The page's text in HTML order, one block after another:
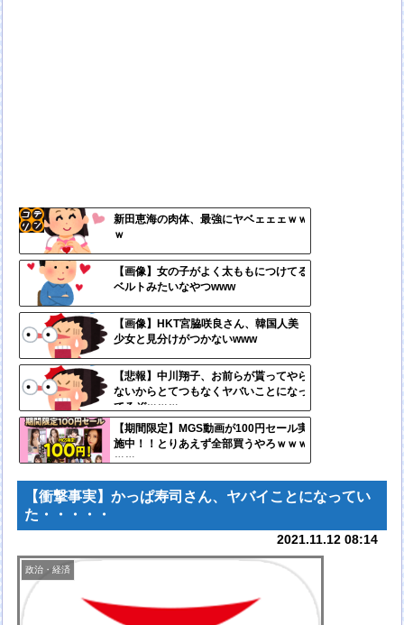
新田恵海の肉体、最強にヤベェェェｗｗ
ｗ
【画像】女の子がよく太ももにつけてる
ベルトみたいなやつwww
【画像】HKT宮脇咲良さん、韓国人美
少女と見分けがつかないwww
【悲報】中川翔子、お前らが貰ってやら
ないからとてつもなくヤバいことになっ
てるぞｗｗｗ
【期間限定】MGS動画が100円セール実
施中！！とりあえず全部買うやろｗｗｗ
ｗｗ
リン
ンク
更新
ツー
ル
【衝撃事実】かっぱ寿司さん、ヤバイことになってい
た・・・・・
2021.11.12 08:14
政治・経済